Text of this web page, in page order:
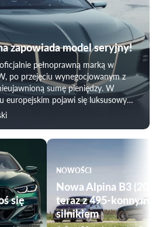
zapowiada model seryjny!
pełnoprawną marką w
po przejęciu wynegocjowanym z
sumę pieniędzy. W
europejskim pojawi się luksusowy
na elementach płyty
się
NOWOŚCI
Nowa Alpina B3
teraz z 495-konnym
silnikiem